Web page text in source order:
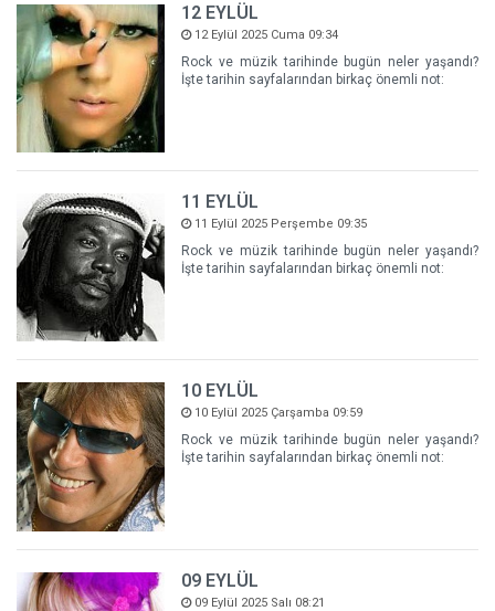
12 EYLÜL
12 Eylül 2025 Cuma 09:34
Rock ve müzik tarihinde bugün neler yaşandı?
İşte tarihin sayfalarından birkaç önemli not:
11 EYLÜL
11 Eylül 2025 Perşembe 09:35
Rock ve müzik tarihinde bugün neler yaşandı?
İşte tarihin sayfalarından birkaç önemli not:
10 EYLÜL
10 Eylül 2025 Çarşamba 09:59
Rock ve müzik tarihinde bugün neler yaşandı?
İşte tarihin sayfalarından birkaç önemli not:
09 EYLÜL
09 Eylül 2025 Salı 08:21